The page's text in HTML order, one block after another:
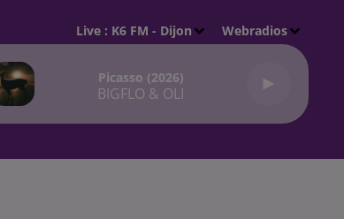
Live : K6 FM - Dijon Webradios
Picasso (2026)
BIGFLO & OLI